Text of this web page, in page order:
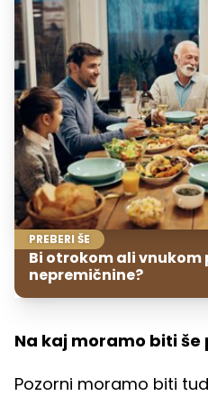
PREBERI ŠE
Bi otrokom ali
nepremičnine?
Na kaj moramo biti še
Pozorni moramo biti